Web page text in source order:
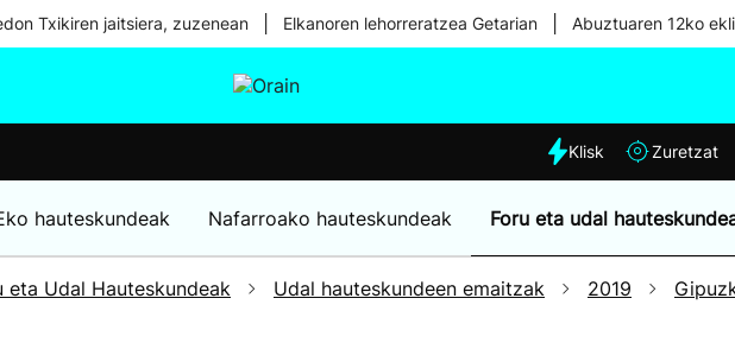
Txikiren jaitsiera, zuzenean Elkanoren lehorreratzea Getarian Abuztuaren 12ko
Eguraldia
Klisk Zuretzat
hauteskundeak Nafarroako hauteskundeak Foru eta udal
eta Udal Hauteskundeak Udal hauteskundeen emaitzak 2019